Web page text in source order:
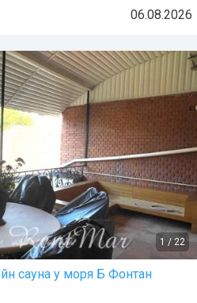
06.08.2026
1 / 22
сауна у моря Б Фонтан